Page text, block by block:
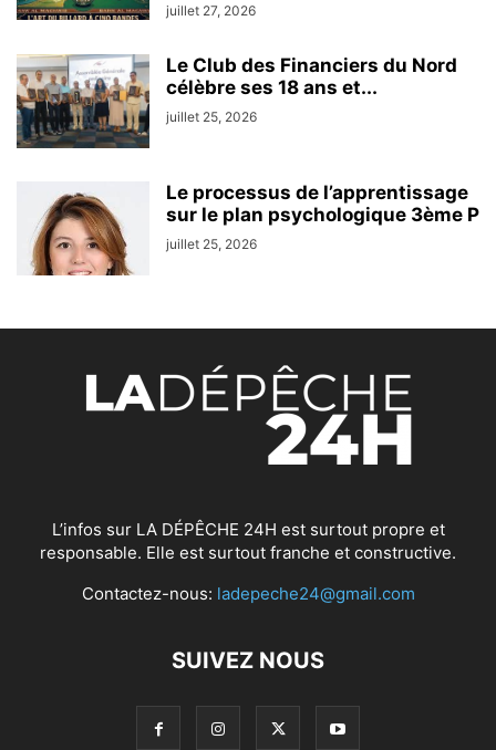
juillet 27, 2026
Le Club des Financiers du Nord
célèbre ses 18 ans et...
juillet 25, 2026
Le processus de l’apprentissage
sur le plan psychologique 3ème P
juillet 25, 2026
L’infos sur LA DÉPÊCHE 24H est surtout propre et
responsable. Elle est surtout franche et constructive.
Contactez-nous: ladepeche24@gmail.com
SUIVEZ NOUS